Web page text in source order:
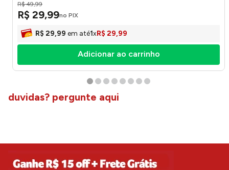
R$ 49,99
R$ 29,99no PIX
R$ 29,99 em até1xR$ 29,99
Adicionar ao carrinho
duvidas? pergunte aqui